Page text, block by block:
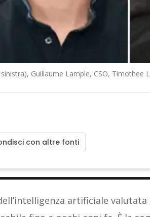
Guillaume Lample, CSO, Timothee
con altre fonti
artificiale